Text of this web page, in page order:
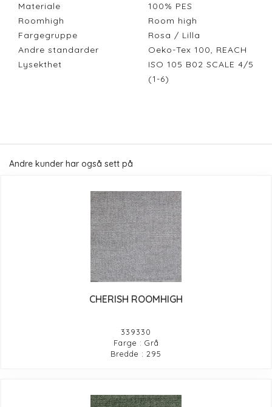
Materiale
100% PES
Roomhigh
Room high
Fargegruppe
Rosa / Lilla
Andre standarder
Oeko-Tex 100, REACH
Lysekthet
ISO 105 B02 SCALE 4/5
(1-6)
Andre kunder har også sett på
CHERISH ROOMHIGH
339330
Farge : Grå
Bredde : 295